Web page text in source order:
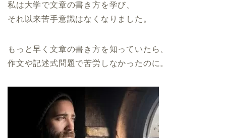
私は大学で文章の書き方を学び、
それ以来苦手意識はなくなりました。
もっと早く文章の書き方を知っていたら、
作文や記述式問題で苦労しなかったのに。